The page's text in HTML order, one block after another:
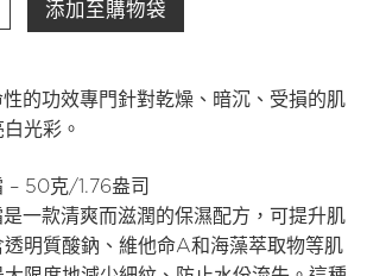
添加至購物袋
的功效專門針對乾燥、暗沉、受損的肌
光彩。
– 50克/1.76盎司
一款清爽而滋潤的保濕配方，可提升肌
透明質酸鈉、維他命A和海藻萃取物等肌